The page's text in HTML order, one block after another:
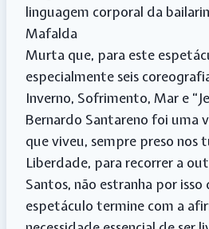
linguagem corporal da
Mafalda
Murta que, para este
especialmente seis
Inverno, Sofrimento, Mar e
Bernardo Santareno foi uma
que viveu, sempre preso nos
Liberdade, para recorrer a
Santos, não estranha por isso
espetáculo termine com a